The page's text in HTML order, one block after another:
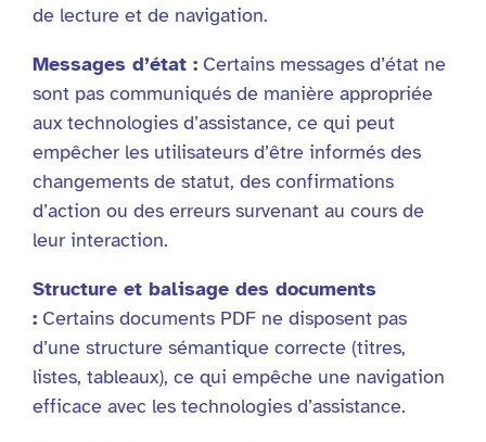
de lecture et de navigation.
Messages d’état : Certains messages d’état ne
sont pas communiqués de manière appropriée
aux technologies d’assistance, ce qui peut
empêcher les utilisateurs d’être informés des
changements de statut, des confirmations
d’action ou des erreurs survenant au cours de
leur interaction.
Structure et balisage des documents
: Certains documents PDF ne disposent pas
d’une structure sémantique correcte (titres,
listes, tableaux), ce qui empêche une navigation
efficace avec les technologies d’assistance.